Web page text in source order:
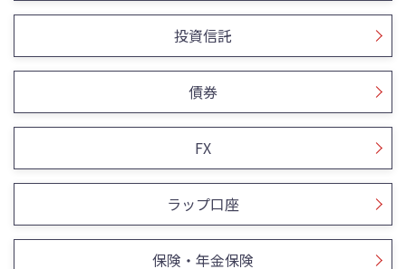
投資信託
債券
FX
ラップ口座
保険・年金保険